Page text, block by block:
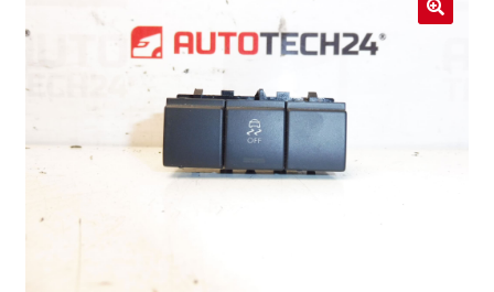
Livraison internationale
Mon compte
Paiements